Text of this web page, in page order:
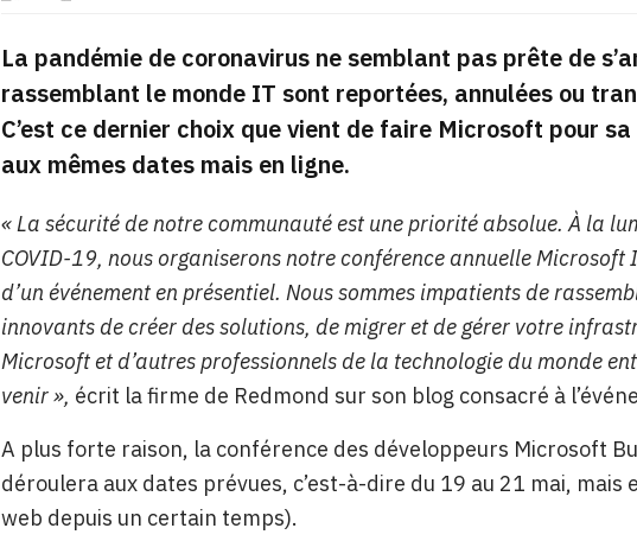
La pandémie de coronavirus ne semblant pas prête de
rassemblant le monde IT sont reportées, annulées ou
C’est ce dernier choix que vient de faire Microsoft pour
aux mêmes dates mais en ligne.
« La sécurité de notre communauté est une priorité absolue. À la
COVID-19, nous organiserons notre conférence annuelle
d’un événement en présentiel. Nous sommes impatients de
innovants de créer des solutions, de migrer et de gérer votre
Microsoft et d’autres professionnels de la technologie du monde
venir », écrit la firme de Redmond sur son blog consacré à
A plus forte raison, la conférence des développeurs Microsoft
déroulera aux dates prévues, c’est-à-dire du 19 au 21 mai,
web depuis un certain temps).